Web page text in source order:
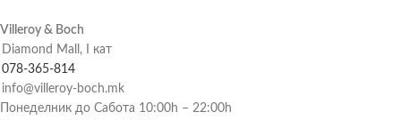
Villeroy & Boch
Diamond Mall, I кат
078-365-814
info@villeroy-boch.mk
Понеделник до Сабота 10:00h – 22:00h